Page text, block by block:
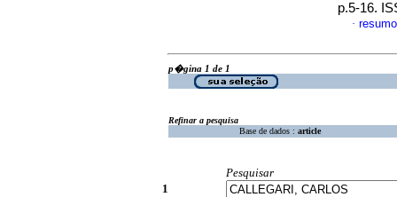
p.5-16.
·
p�gina 1 de 1
Refinar a pesquisa
Base de dados : article
Pesquisar
1